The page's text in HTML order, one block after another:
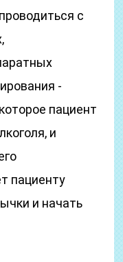
с
-
пациент
и
пациенту
и начать